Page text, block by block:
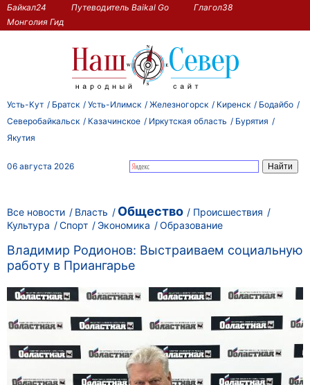
Байкал24 Путеводитель Baikal Go
Глагол38
Монголия Гид
Усть-Кут Братск Усть-Илимск Железногорск Киренск
Бодайбо
Северобайкальск
Казачинское Иркутская область
Бурятия
Якутия
06 августа 2026
Все новости Власть Общество
Происшествия
Культура
Спорт Экономика Образование
Владимир Родионов: Выстраиваем социальную
работу в Приангарье